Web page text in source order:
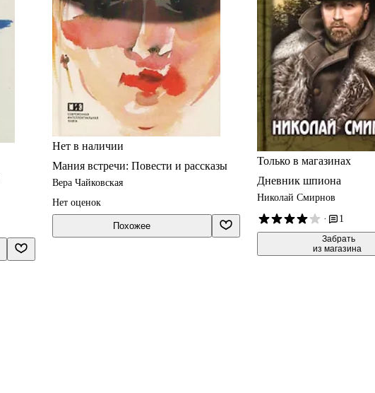
Нет в наличии
Мания встречи: Повести и рассказы
Вера Чайковская
Нет оценок
Похожее
Только в магазинах
Дневник шпиона
Николай Смирнов
·
1
Забрать
из магазина